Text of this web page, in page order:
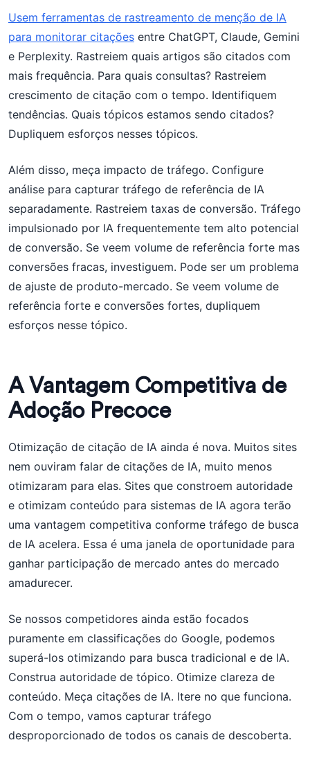
Usem ferramentas de rastreamento de menção de IA
para monitorar citações entre ChatGPT, Claude, Gemini
e Perplexity. Rastreiem quais artigos são citados com
mais frequência. Para quais consultas? Rastreiem
crescimento de citação com o tempo. Identifiquem
tendências. Quais tópicos estamos sendo citados?
Dupliquem esforços nesses tópicos.
Além disso, meça impacto de tráfego. Configure
análise para capturar tráfego de referência de IA
separadamente. Rastreiem taxas de conversão. Tráfego
impulsionado por IA frequentemente tem alto potencial
de conversão. Se veem volume de referência forte mas
conversões fracas, investiguem. Pode ser um problema
de ajuste de produto-mercado. Se veem volume de
referência forte e conversões fortes, dupliquem
esforços nesse tópico.
A Vantagem Competitiva de
Adoção Precoce
Otimização de citação de IA ainda é nova. Muitos sites
nem ouviram falar de citações de IA, muito menos
otimizaram para elas. Sites que constroem autoridade
e otimizam conteúdo para sistemas de IA agora terão
uma vantagem competitiva conforme tráfego de busca
de IA acelera. Essa é uma janela de oportunidade para
ganhar participação de mercado antes do mercado
amadurecer.
Se nossos competidores ainda estão focados
puramente em classificações do Google, podemos
superá-los otimizando para busca tradicional e de IA.
Construa autoridade de tópico. Otimize clareza de
conteúdo. Meça citações de IA. Itere no que funciona.
Com o tempo, vamos capturar tráfego
desproporcionado de todos os canais de descoberta.